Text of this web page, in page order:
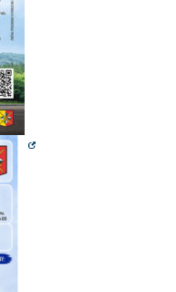
kampaní.
Jejich pomocí
určujeme
počet návštěv
a zdroje
návštěv
našich
internetových
stránek. Data
získaná
pomocí těchto
cookies
zpracováváme
bez použití
identifikátorů,
na konkrétní